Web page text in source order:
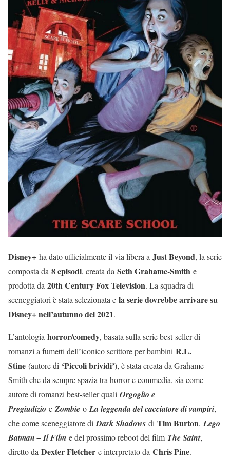
Disney+ ha dato ufficialmente il via libera a Just Beyond, la serie
composta da 8 episodi, creata da Seth Grahame-Smith e
prodotta da 20th Century Fox Television. La squadra di
sceneggiatori è stata selezionata e la serie dovrebbe arrivare su
Disney+ nell’autunno del 2021.
L’antologia horror/comedy, basata sulla serie best-seller di
romanzi a fumetti dell’iconico scrittore per bambini R.L.
Stine (autore di ‘Piccoli brividi’), è stata creata da Grahame-
Smith che da sempre spazia tra horror e commedia, sia come
autore di romanzi best-seller quali Orgoglio e
Pregiudizio e Zombie o La leggenda del cacciatore di vampiri,
che come sceneggiatore di Dark Shadows di Tim Burton, Lego
Batman – Il Film e del prossimo reboot del film The Saint,
diretto da Dexter Fletcher e interpretato da Chris Pine.